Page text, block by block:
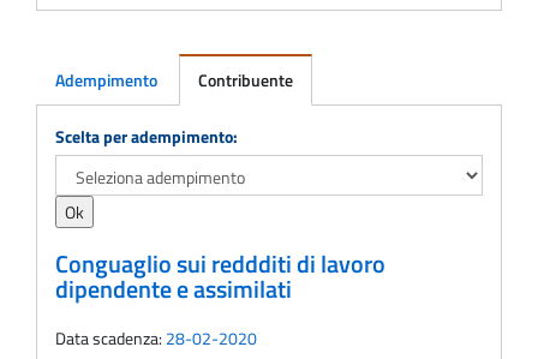
Adempimento Contribuente
Adempimento
Scelta per adempimento:
Conguaglio sui reddditi di lavoro
dipendente e assimilati
Data scadenza: 28-02-2020